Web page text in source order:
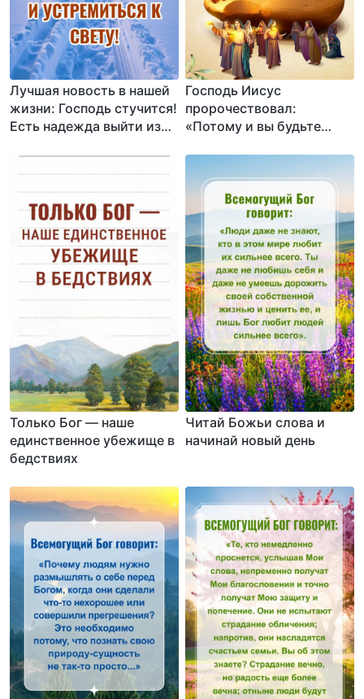
Лучшая новость в нашей
жизни: Господь стучится!
Есть надежда выйти из
свету!
Господь Иисус
пророчествовал:
«Потому и вы будьте
час не думаете, приидет
Сын Человеческий»
(Матфея 24:44).
Только Бог — наше
единственное убежище в
бедствиях
Читай Божьи слова и
начинай новый день